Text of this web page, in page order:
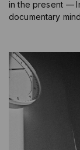
in the present —
documentary